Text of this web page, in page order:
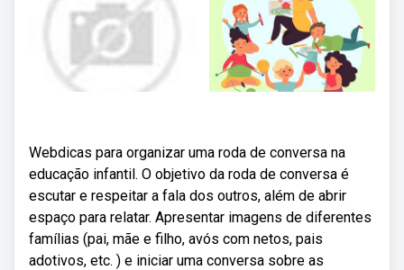
Webdicas para organizar uma roda de conversa na
educação infantil. O objetivo da roda de conversa é
escutar e respeitar a fala dos outros, além de abrir
espaço para relatar. Apresentar imagens de diferentes
famílias (pai, mãe e filho, avós com netos, pais
adotivos, etc. ) e iniciar uma conversa sobre as